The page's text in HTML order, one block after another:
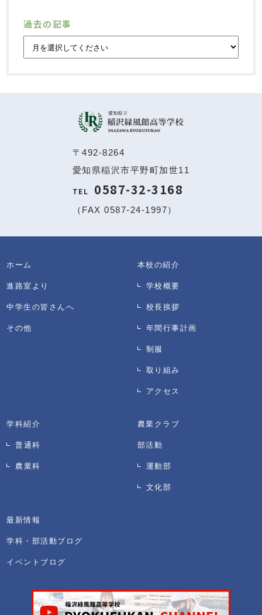
過去の記事
〒492-8264
愛知県稲沢市平野町加世11
TEL 0587-32-3168
（FAX 0587-24-1997）
ホーム
進路室より
中学生の皆さんへ
その他
本校の紹介
学校概要
校長挨拶
年間行事計画
制服
取り組み
アクセス
学科紹介
普通科
農業科
農業クラブ
部活動
運動部
文化部
最新情報
学科・部活動ブログ
イベントブログ